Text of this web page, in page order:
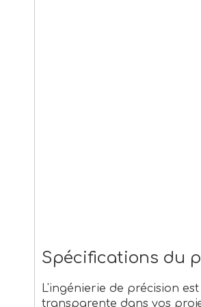
Spécifications du
L'ingénierie de précision
transparente dans vos